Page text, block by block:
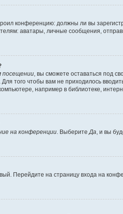
конференцию: должны ли вы
аватары, личные сообщения,
посещении, вы сможете оставаться под
того чтобы вам не приходилось
например в библиотеке,
на конференции. ВыберитеДа, и вы
Перейдите на страницу входа на